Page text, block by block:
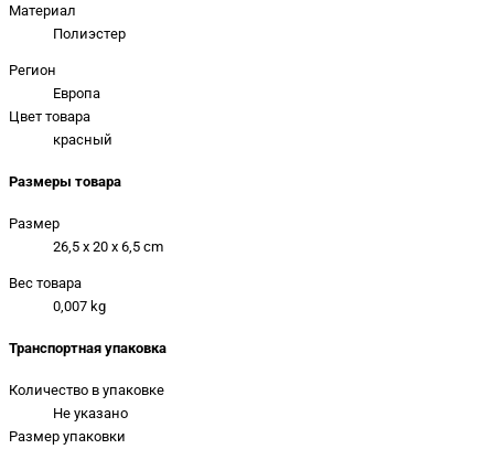
Материал
Полиэстер
Регион
Европа
Цвет товара
красный
Размеры товара
Размер
26,5 x 20 x 6,5 cm
Вес товара
0,007 kg
Транспортная упаковка
Количество в упаковке
Не указано
Размер упаковки